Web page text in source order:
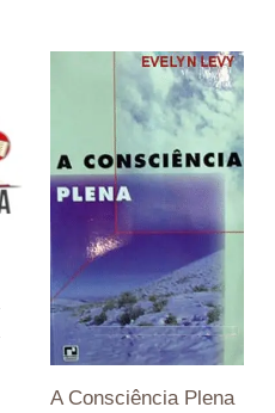
A Consciência Plena